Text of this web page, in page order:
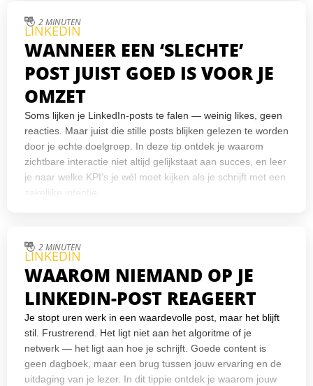
2 MINUTEN
LINKEDIN
WANNEER EEN ‘SLECHTE’
POST JUIST GOED IS VOOR JE
OMZET
Soms lijken je LinkedIn-posts te falen — weinig likes, geen
reacties. Maar juist die stille posts blijken gelezen te worden
door je echte doelgroep. In deze tip ontdek je waarom
zichtbare interactie niet altijd gelijkstaat aan succes, en leer
je naar welke KPI’s je wél moet kijken als je schrijft met een
zakelijke intentie.
2 MINUTEN
LINKEDIN
WAAROM NIEMAND OP JE
LINKEDIN-POST REAGEERT
Je stopt uren werk in een waardevolle post, maar het blijft
stil. Frustrerend. Het ligt niet aan het algoritme of je
netwerk — het ligt aan hoe je schrijft. Goede content is
geen dagboek, maar een brug tussen jouw ervaring en de
uitdaging van je lezer. In dit tippie ontdek je waarom jouw